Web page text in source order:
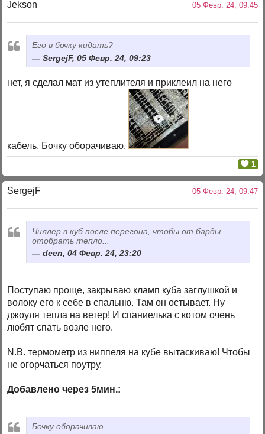
Jekson 05 Февр. 24, 09:45
Его в бочку кидать?
SergejF, 05 Февр. 24, 09:23
нет, я сделал мат из утеплителя и приклеил на него
кабель. Бочку оборачиваю.
1
SergejF 05 Февр. 24, 09:47
Чиллер в куб после перегона, чтобы от барды
отобрать тепло...
deen, 04 Февр. 24, 23:20
Поступаю проще, закрываю кламп куба заглушкой и
волоку его к себе в спальню. Там он остывает. Ну
джоуля тепла на ветер! И спаниелька с котом очень
любят спать возле него.
N.B. термометр из ниппеля на кубе вытаскиваю! Чтобы
не огорчаться поутру.
Добавлено через 5мин.:
Бочку оборачиваю.